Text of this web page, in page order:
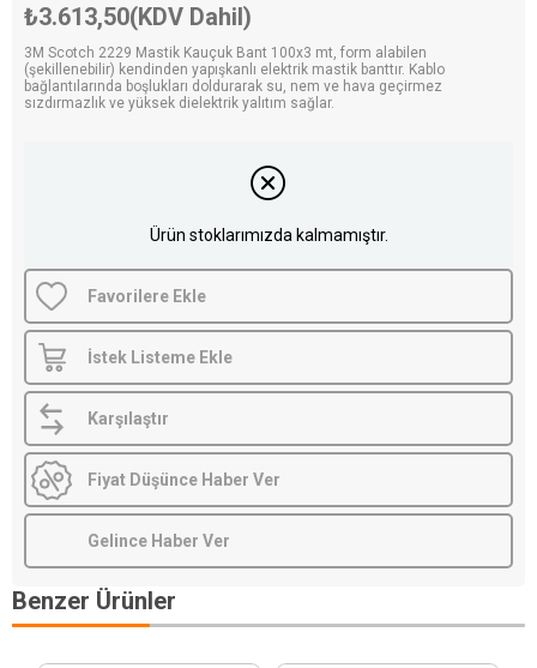
₺3.613,50(KDV Dahil)
3M Scotch 2229 Mastik Kauçuk Bant 100x3 mt, form alabilen
(şekillenebilir) kendinden yapışkanlı elektrik mastik banttır. Kablo
bağlantılarında boşlukları doldurarak su, nem ve hava geçirmez
sızdırmazlık ve yüksek dielektrik yalıtım sağlar.
Ürün stoklarımızda kalmamıştır.
Favorilere Ekle
İstek Listeme Ekle
Karşılaştır
Fiyat Düşünce Haber Ver
Gelince Haber Ver
Benzer Ürünler